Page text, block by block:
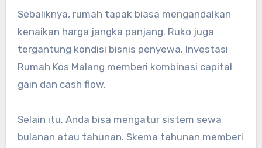
Sebaliknya, rumah tapak biasa mengandalkan
kenaikan harga jangka panjang. Ruko juga
tergantung kondisi bisnis penyewa. Investasi
Rumah Kos Malang memberi kombinasi capital
gain dan cash flow.
Selain itu, Anda bisa mengatur sistem sewa
bulanan atau tahunan. Skema tahunan memberi